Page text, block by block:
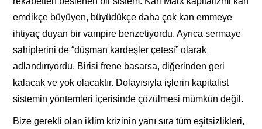
emdikçe büyüyen, büyüdükçe daha çok kan emmeye
ihtiyaç duyan bir vampire benzetiyordu. Ayrıca sermaye
sahiplerini de “düşman kardeşler çetesi” olarak
adlandırıyordu. Birisi frene basarsa, diğerinden geri
kalacak ve yok olacaktır. Dolayısıyla işlerin kapitalist
sistemin yöntemleri içerisinde çözülmesi mümkün değil.
Bize gerekli olan iklim krizinin yanı sıra tüm eşitsizlikleri,